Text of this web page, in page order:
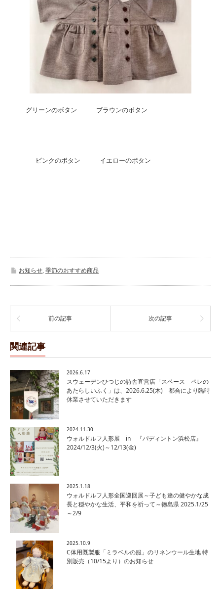
グリーンのボタン ブラウンのボタン
ピンクのボタン イエローのボタン
お知らせ,季節のおすすめ商品
前の記事 次の記事
関連記事
2026.6.17
スウェーデンひつじの詩舎直営店「スペース ペレの
あたらしいふく」は、2026.6.25(木) 都合により臨時
休業させていただきます
2024.11.30
ウォルドルフ人形展 in 『パディントン浜松店』
2024/12/3(火)～12/13(金)
2025.1.18
ウォルドルフ人形全国巡回展～子ども達の健やかな成
長と穏やかな生活、平和を祈って～徳島県 2025.1/25
～2/9
2025.10.9
C体用既製服「ミラベルの服」のリネンウール生地 特
別販売（10/15より）のお知らせ